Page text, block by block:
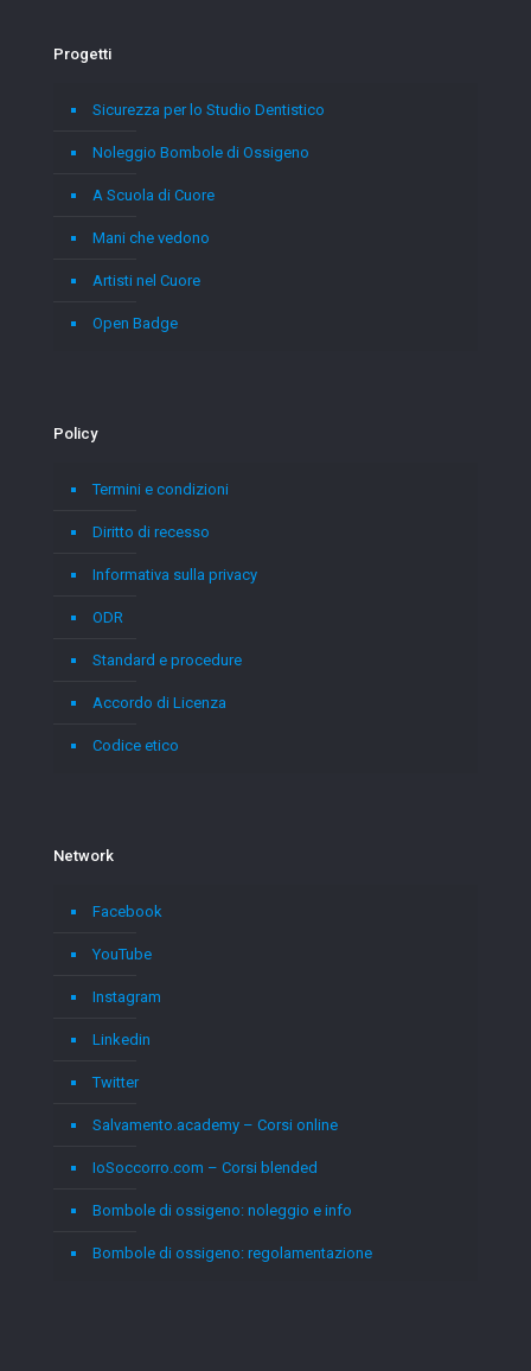
Progetti
Sicurezza per lo Studio Dentistico
Noleggio Bombole di Ossigeno
A Scuola di Cuore
Mani che vedono
Artisti nel Cuore
Open Badge
Policy
Termini e condizioni
Diritto di recesso
Informativa sulla privacy
ODR
Standard e procedure
Accordo di Licenza
Codice etico
Network
Facebook
YouTube
Instagram
Linkedin
Twitter
Salvamento.academy – Corsi online
IoSoccorro.com – Corsi blended
Bombole di ossigeno: noleggio e info
Bombole di ossigeno: regolamentazione